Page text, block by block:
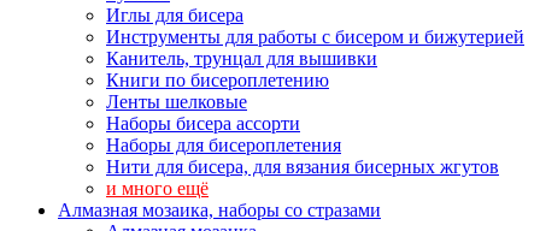
Иглы для бисера
Инструменты для работы с бисером и бижутерией
Канитель, трунцал для вышивки
Книги по бисероплетению
Ленты шелковые
Наборы бисера ассорти
Наборы для бисероплетения
Нити для бисера, для вязания бисерных жгутов
и много ещё
Алмазная мозаика, наборы со стразами